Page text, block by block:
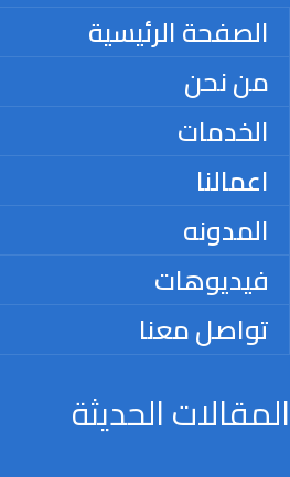
الصفحة الرئيسية
من نحن
الخدمات
اعمالنا
المدونه
فيديوهات
تواصل معنا
المقالات الحديثة